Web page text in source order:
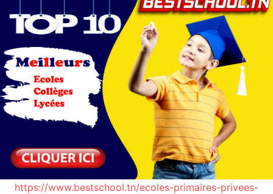
https://www.bestschool.tn/ecoles-primaires-privees-